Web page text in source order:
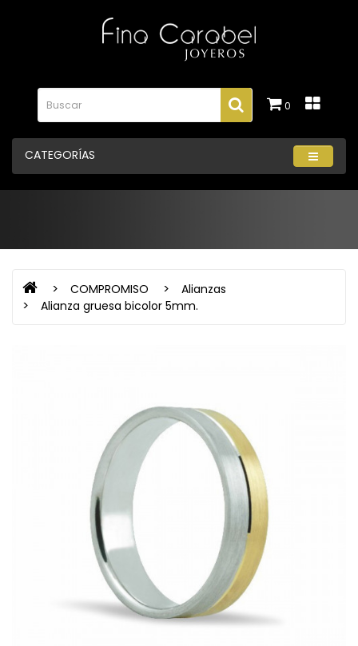
0
CATEGORÍAS
COMPROMISO
Alianzas
Alianza gruesa bicolor 5mm.